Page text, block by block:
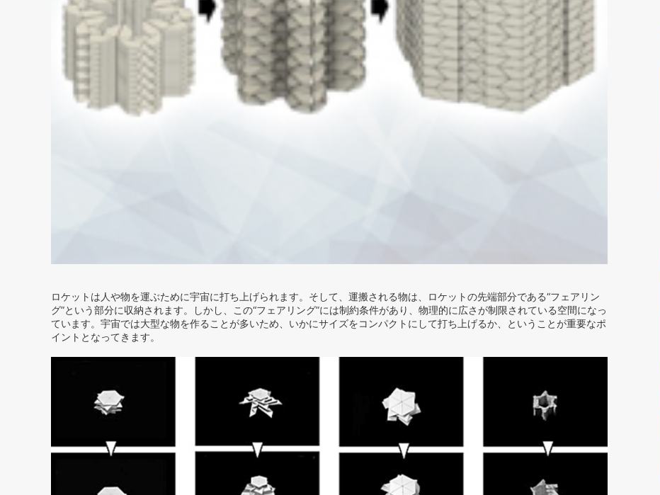
ロケットは人や物を運ぶために宇宙に打ち上げられます。そして、運搬される物は、ロケットの先端部分である“フェアリン
グ”という部分に収納されます。しかし、この“フェアリング”には制約条件があり、物理的に広さが制限されている空間になっ
ています。宇宙では大型な物を作ることが多いため、いかにサイズをコンパクトにして打ち上げるか、ということが重要なポ
イントとなってきます。